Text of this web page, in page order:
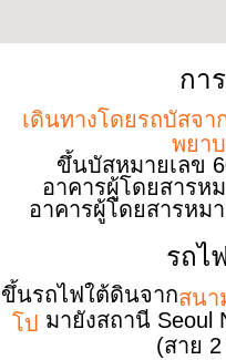
กา
เดินทางโดยรถบัสจ
พยา
ขึ้นบัสหมายเลข
อาคารผู้โดยสารห
อาคารผู้โดยสารหม
รถไ
ขึ้นรถไฟใต้ดินจากสน
โป มายังสถานี Seoul
(สาย